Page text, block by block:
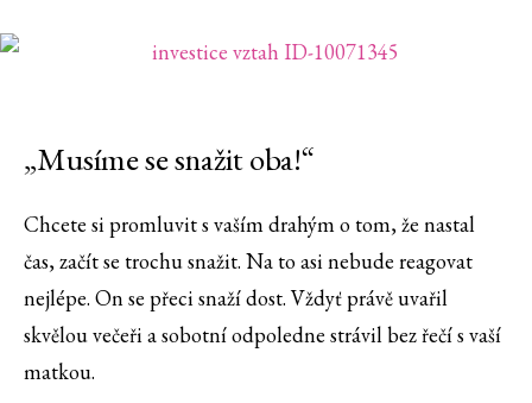
„Musíme se snažit oba!“
Chcete si promluvit s vaším drahým o tom, že nastal
čas, začít se trochu snažit. Na to asi nebude reagovat
nejlépe. On se přeci snaží dost. Vždyť právě uvařil
skvělou večeři a sobotní odpoledne strávil bez řečí s vaší
matkou.